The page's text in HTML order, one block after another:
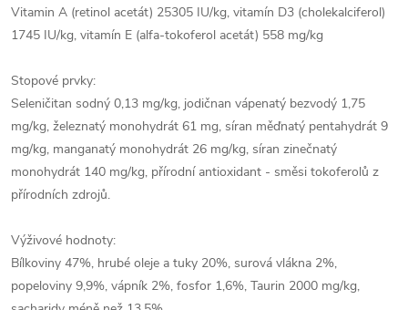
Vitamin A (retinol acetát) 25305 IU/kg, vitamín D3 (cholekalciferol)
1745 IU/kg, vitamín E (alfa-tokoferol acetát) 558 mg/kg
Stopové prvky:
Seleničitan sodný 0,13 mg/kg, jodičnan vápenatý bezvodý 1,75
mg/kg, železnatý monohydrát 61 mg, síran měďnatý pentahydrát 9
mg/kg, manganatý monohydrát 26 mg/kg, síran zinečnatý
monohydrát 140 mg/kg, přírodní antioxidant - směsi tokoferolů z
přírodních zdrojů.
Výživové hodnoty:
Bílkoviny 47%, hrubé oleje a tuky 20%, surová vlákna 2%,
popeloviny 9,9%, vápník 2%, fosfor 1,6%, Taurin 2000 mg/kg,